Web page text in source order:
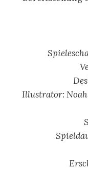
Illustrator: Noah